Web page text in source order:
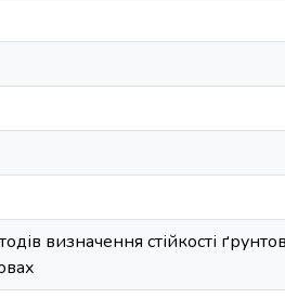
визначення стійкості